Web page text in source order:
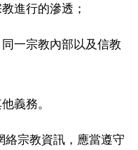
進行的滲透；
一宗教內部以及信教
義務。
絡宗教資訊，應當遵守